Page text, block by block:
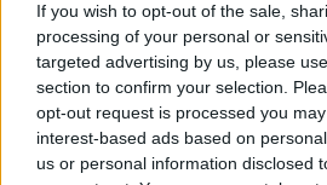
If you wish to opt-out of the sale,
processing of your personal or
targeted advertising by us, please
section to confirm your selection.
opt-out request is processed you
interest-based ads based on
us or personal information disclosed
per la realizzazione anche del fast food
struttura di vendita. Si tratterà di un
la sua presenza dopo quella, storica, di
recente, lungo laFiPiLi.
In questo caso, il cantiere si protrarrà
lavori è programmata perOttobre. A
progetto complessivo di edificazione